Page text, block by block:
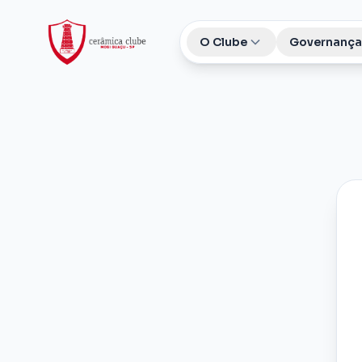
O Clube Governança